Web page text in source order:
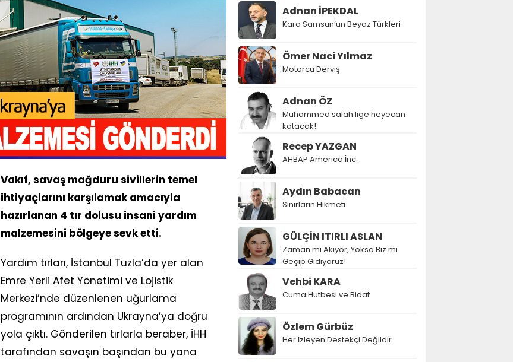
Vakıf, savaş mağduru sivillerin temel
ihtiyaçlarını karşılamak amacıyla
hazırlanan 4 tır dolusu insani yardım
malzemesini bölgeye sevk etti.
Yardım tırları, İstanbul Tuzla’da yer alan
Emre Yerli Afet Yönetimi ve Lojistik
Merkezi’nde düzenlenen uğurlama
programının ardından Ukrayna’ya doğru
yola çıktı. Gönderilen tırlarla beraber, İHH
tarafından savaşın başından bu yana
Adnan İPEKDAL
Kara Samsun’un Beyaz Türkleri
Ömer Naci Yılmaz
Motorcu Derviş
Adnan ÖZ
Muhammed salah lige heyecan
katacak!
Recep YAZGAN
AHBAP America İnc.
Aydın Babacan
Sınırların Hikmeti
GÜLÇİN ITIRLI ASLAN
Zaman mı Akıyor, Yoksa Biz mi
Geçip Gidiyoruz!
Vehbi KARA
Cuma Hutbesi ve Bidat
Özlem Gürbüz
Her İzleyen Destekçi Değildir